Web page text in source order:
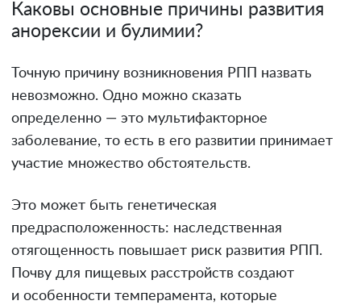
Каковы основные причины развития
анорексии и булимии?
Точную причину возникновения РПП назвать
невозможно. Одно можно сказать
определенно — это мультифакторное
заболевание, то есть в его развитии принимает
участие множество обстоятельств.
Это может быть генетическая
предрасположенность: наследственная
отягощенность повышает риск развития РПП.
Почву для пищевых расстройств создают
и особенности темперамента, которые